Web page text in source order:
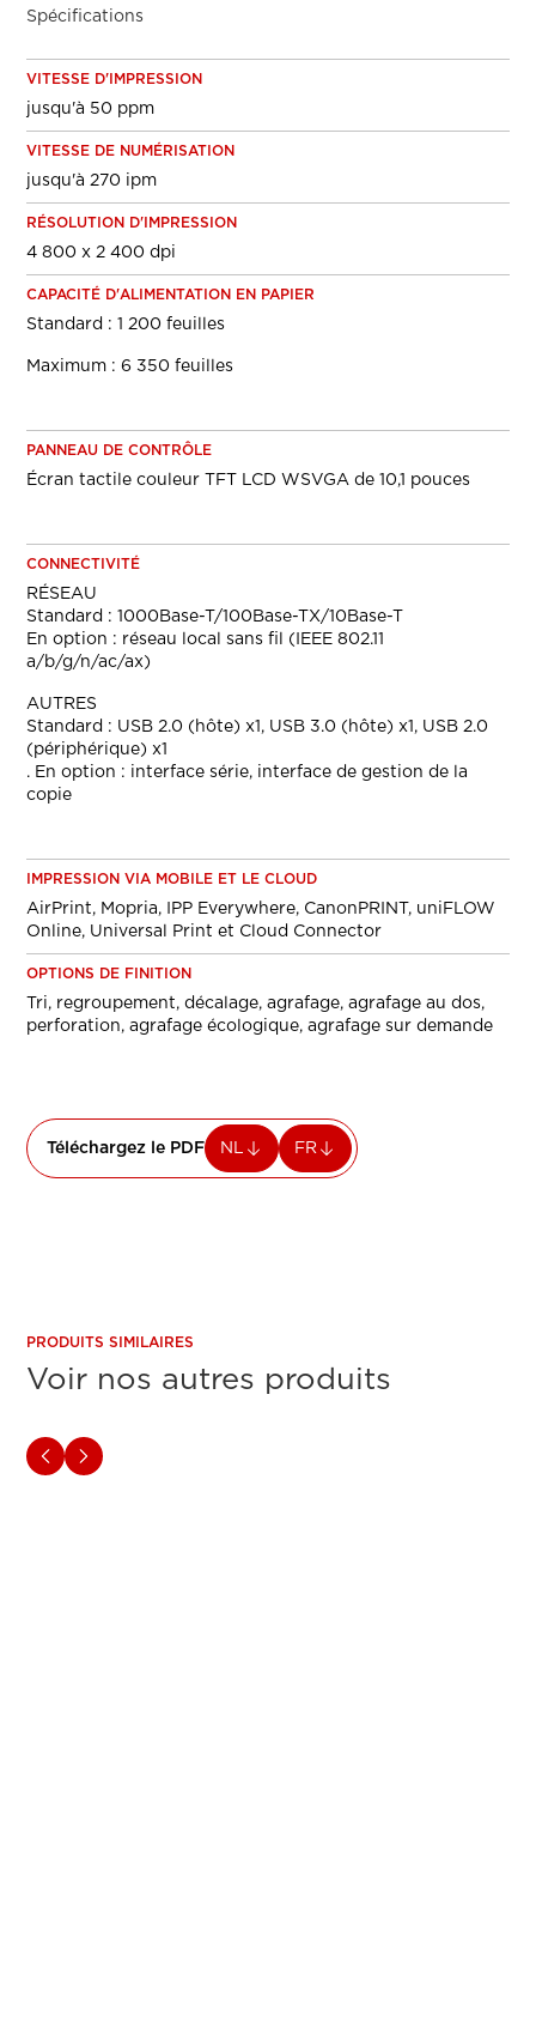
Spécifications
VITESSE D'IMPRESSION
jusqu'à 50 ppm
VITESSE DE NUMÉRISATION
jusqu'à 270 ipm
RÉSOLUTION D'IMPRESSION
4 800 x 2 400 dpi
CAPACITÉ D'ALIMENTATION EN PAPIER
Standard : 1 200 feuilles
Maximum : 6 350 feuilles
PANNEAU DE CONTRÔLE
Écran tactile couleur TFT LCD WSVGA de 10,1 pouces
CONNECTIVITÉ
RÉSEAU
Standard : 1000Base-T/100Base-TX/10Base-T
En option : réseau local sans fil (IEEE 802.11
a/b/g/n/ac/ax)
AUTRES
Standard : USB 2.0 (hôte) x1, USB 3.0 (hôte) x1, USB 2.0
(périphérique) x1
. En option : interface série, interface de gestion de la
copie
IMPRESSION VIA MOBILE ET LE CLOUD
AirPrint, Mopria, IPP Everywhere, CanonPRINT, uniFLOW
Online, Universal Print et Cloud Connector
OPTIONS DE FINITION
Tri, regroupement, décalage, agrafage, agrafage au dos,
perforation, agrafage écologique, agrafage sur demande
Téléchargez le PDF NL FR
PRODUITS SIMILAIRES
Voir nos autres produits